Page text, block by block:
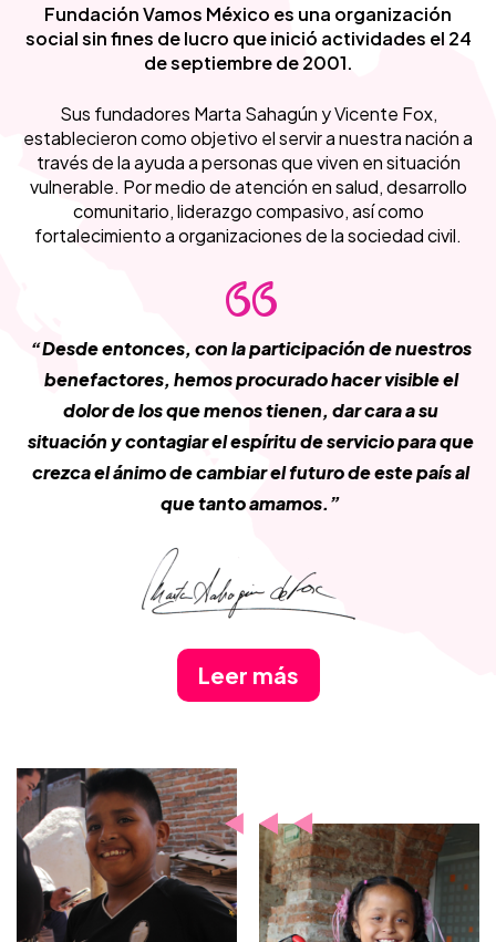
Fundación Vamos México es una organización
social sin fines de lucro que inició actividades el 24
de septiembre de 2001.
Sus fundadores Marta Sahagún y Vicente Fox,
establecieron como objetivo el servir a nuestra nación a
través de la ayuda a personas que viven en situación
vulnerable. Por medio de atención en salud, desarrollo
comunitario, liderazgo compasivo, así como
fortalecimiento a organizaciones de la sociedad civil.
“Desde entonces, con la participación de nuestros
benefactores, hemos procurado hacer visible el
dolor de los que menos tienen, dar cara a su
situación y contagiar el espíritu de servicio para que
crezca el ánimo de cambiar el futuro de este país al
que tanto amamos.”
Leer más